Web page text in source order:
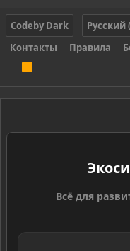
Codeby Dark
Русский
Контакты
Правила
S
Всё для